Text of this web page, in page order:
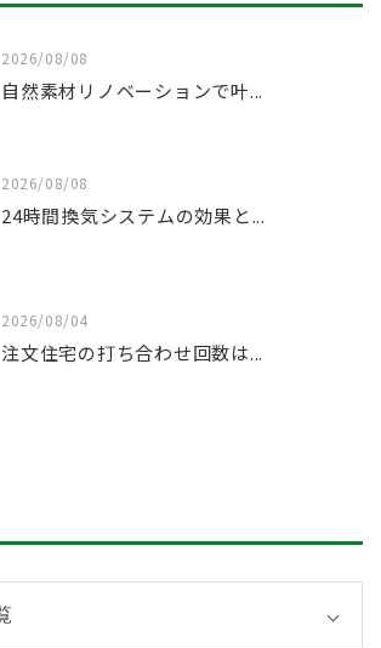
2026/08/08
自然素材リノベーションで叶...
2026/08/08
24時間換気システムの効果と...
2026/08/04
注文住宅の打ち合わせ回数は...